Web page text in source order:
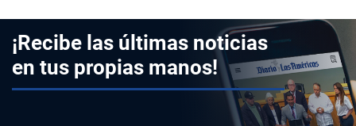
¡Recibe las últimas noticias
en tus propias manos!